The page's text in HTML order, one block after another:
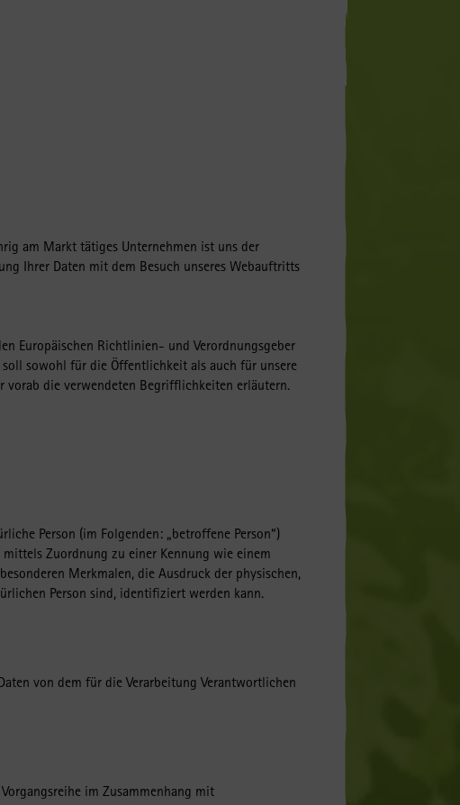
am Markt tätiges Unternehmen ist uns der
Ihrer Daten mit dem Besuch unseres Webauftritts
Europäischen Richtlinien- und Verordnungsgeber
soll sowohl für die Öffentlichkeit als auch für unsere
vorab die verwendeten Begrifflichkeiten erläutern.
Person (im Folgenden: „betroffene Person“)
Zuordnung zu einer Kennung wie einem
Merkmalen, die Ausdruck der physischen,
Person sind, identifiziert werden kann.
von dem für die Verarbeitung Verantwortlichen
im Zusammenhang mit